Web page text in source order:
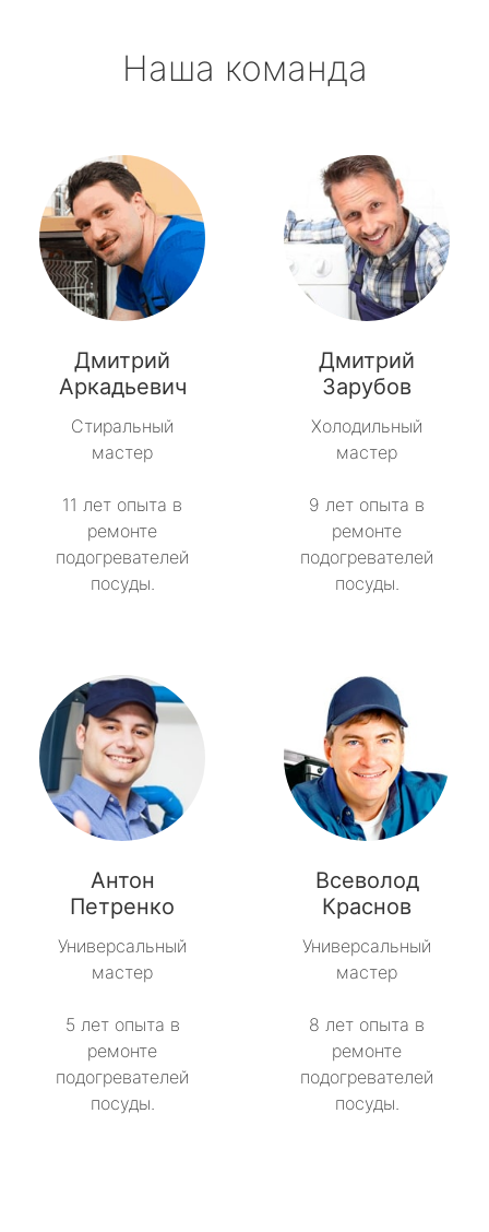
Наша команда
Дмитрий
Аркадьевич
Стиральный
мастер
11 лет опыта в
ремонте
подогревателей
посуды.
Дмитрий
Зарубов
Холодильный
мастер
9 лет опыта в
ремонте
подогревателей
посуды.
Антон
Петренко
Универсальный
мастер
5 лет опыта в
ремонте
подогревателей
посуды.
Всеволод
Краснов
Универсальный
мастер
8 лет опыта в
ремонте
подогревателей
посуды.